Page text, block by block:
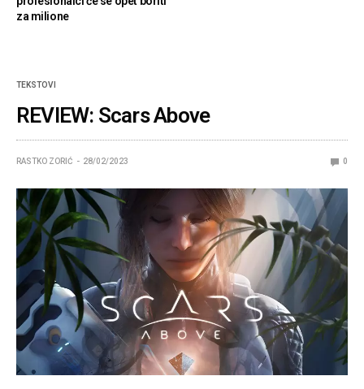
za milione
TEKSTOVI
REVIEW: Scars Above
RASTKO ZORIĆ 28/02/2023 0